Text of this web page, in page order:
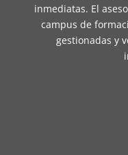
inmediatas. El
campus de
gestionadas y